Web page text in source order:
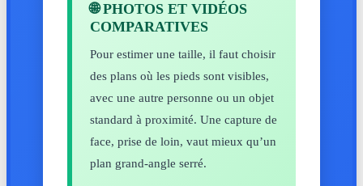
🌐 PHOTOS ET VIDÉOS
COMPARATIVES
Pour estimer une taille, il faut choisir
des plans où les pieds sont visibles,
avec une autre personne ou un objet
standard à proximité. Une capture de
face, prise de loin, vaut mieux qu’un
plan grand-angle serré.